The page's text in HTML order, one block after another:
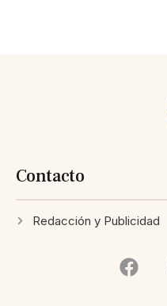
Contacto
Redacción y Publicidad